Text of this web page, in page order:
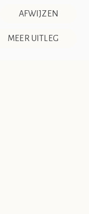
AFWIJZEN
MEER UITLEG
berusten